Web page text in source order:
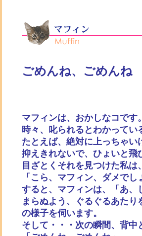
ごめんね、ごめんね
マフィンは、おかしなコです
時々、叱られるとわかってい
たとえば、絶対に上っちゃ
抑えきれないで、ひょいと飛
目ざとくそれを見つけた私
「こら、マフィン、ダメでし
すると、マフィンは、「あ、
まらぬよう、ぐるぐるあた
の様子を伺います。
そして・・・次の瞬間、背